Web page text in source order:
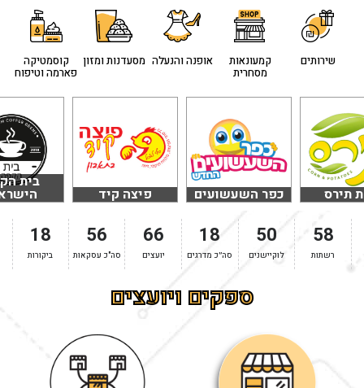
שירותים קמעונאות
מסחרית
אופנה והנעלה מסעדנות ומזון קוסמטיקה
פארמה וטיפוח
תירס כפר השעשועים פיצה קיד
בית
58
רשתות
50
לוקיישנים
18
סה״כ מדרגים
66
יועצים
56
סה"כ עסקאות
18
ביקורות
ספקים ויועצים